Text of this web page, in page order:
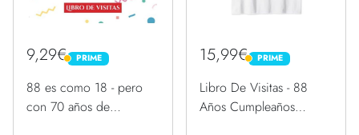
9,29€ PRIME
PRIME
88 es como 18 - pero
con 70 años de
15,99€ PRIME
PRIME
Libro De Visitas - 88
Años Cumpleaños